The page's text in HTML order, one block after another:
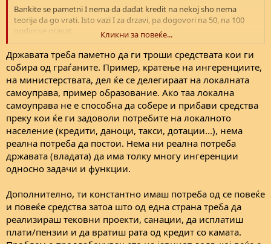
е
Bankite se pametni I nema da dadat kredit na nekoj sho nema
teorija da go vrati. Isto vazi I za drzavi, pa dogovori na 50, na 100
godini se pravat.
Makedonija nema kapital dovolno za masovno da nosi migranti da
se razbereme, a i nema da ima vo dogledno vreme. I tie sega sho se
dojdeni se relativno malku. Zatoa sto so nedostatok na luge idat I
pomala potreba za usluzni i ugostitelski dejnosti a potreba od
poveke visok kadar.
Кликни за повеќе...
Државата треба паметно да ги троши средствата кои ги
собира од граѓаните. Пример, кратење на ингеренциите,
на министерствата, дел ќе се делегираат на локалната
самоуправа, пример образование. Ако таа локална
самоуправа не е способна да собере и прибави средства
преку кои ќе ги задоволи потребите на локалното
население (кредити, даноци, такси, дотации...), нема
реална потреба да постои. Нема ни реална потреба
државата (владата) да има толку многу ингеренции
односно задачи и функции.
Дополнително, ти константно имаш потреба од се повеќе
и повеќе средства затоа што од една страна треба да
реализираш тековни проекти, санации, да исплатиш
плати/пензии и да вратиш рата од кредит со камата.